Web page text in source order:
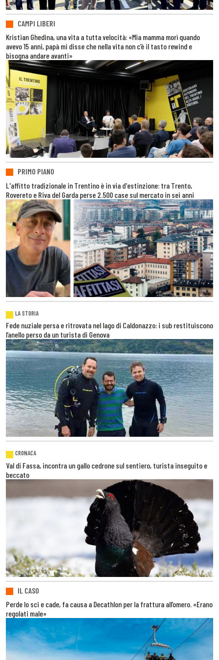
CAMPI LIBERI
Kristian Ghedina, una vita a tutta velocità: «Mia mamma morì quando
avevo 15 anni, papà mi disse che nella vita non c’è il tasto rewind e
bisogna andare avanti»
PRIMO PIANO
L'affitto tradizionale in Trentino è in via d'estinzione: tra Trento,
Rovereto e Riva del Garda perse 2.500 case sul mercato in sei anni
LA STORIA
Fede nuziale persa e ritrovata nel lago di Caldonazzo: i sub restituiscono
l’anello perso da un turista di Genova
CRONACA
Val di Fassa, incontra un gallo cedrone sul sentiero, turista inseguito e
beccato
IL CASO
Perde lo sci e cade, fa causa a Decathlon per la frattura all’omero. «Erano
regolati male»